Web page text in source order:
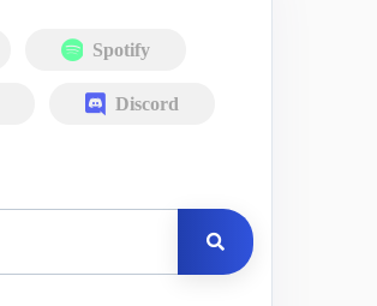
Spotify
Discord